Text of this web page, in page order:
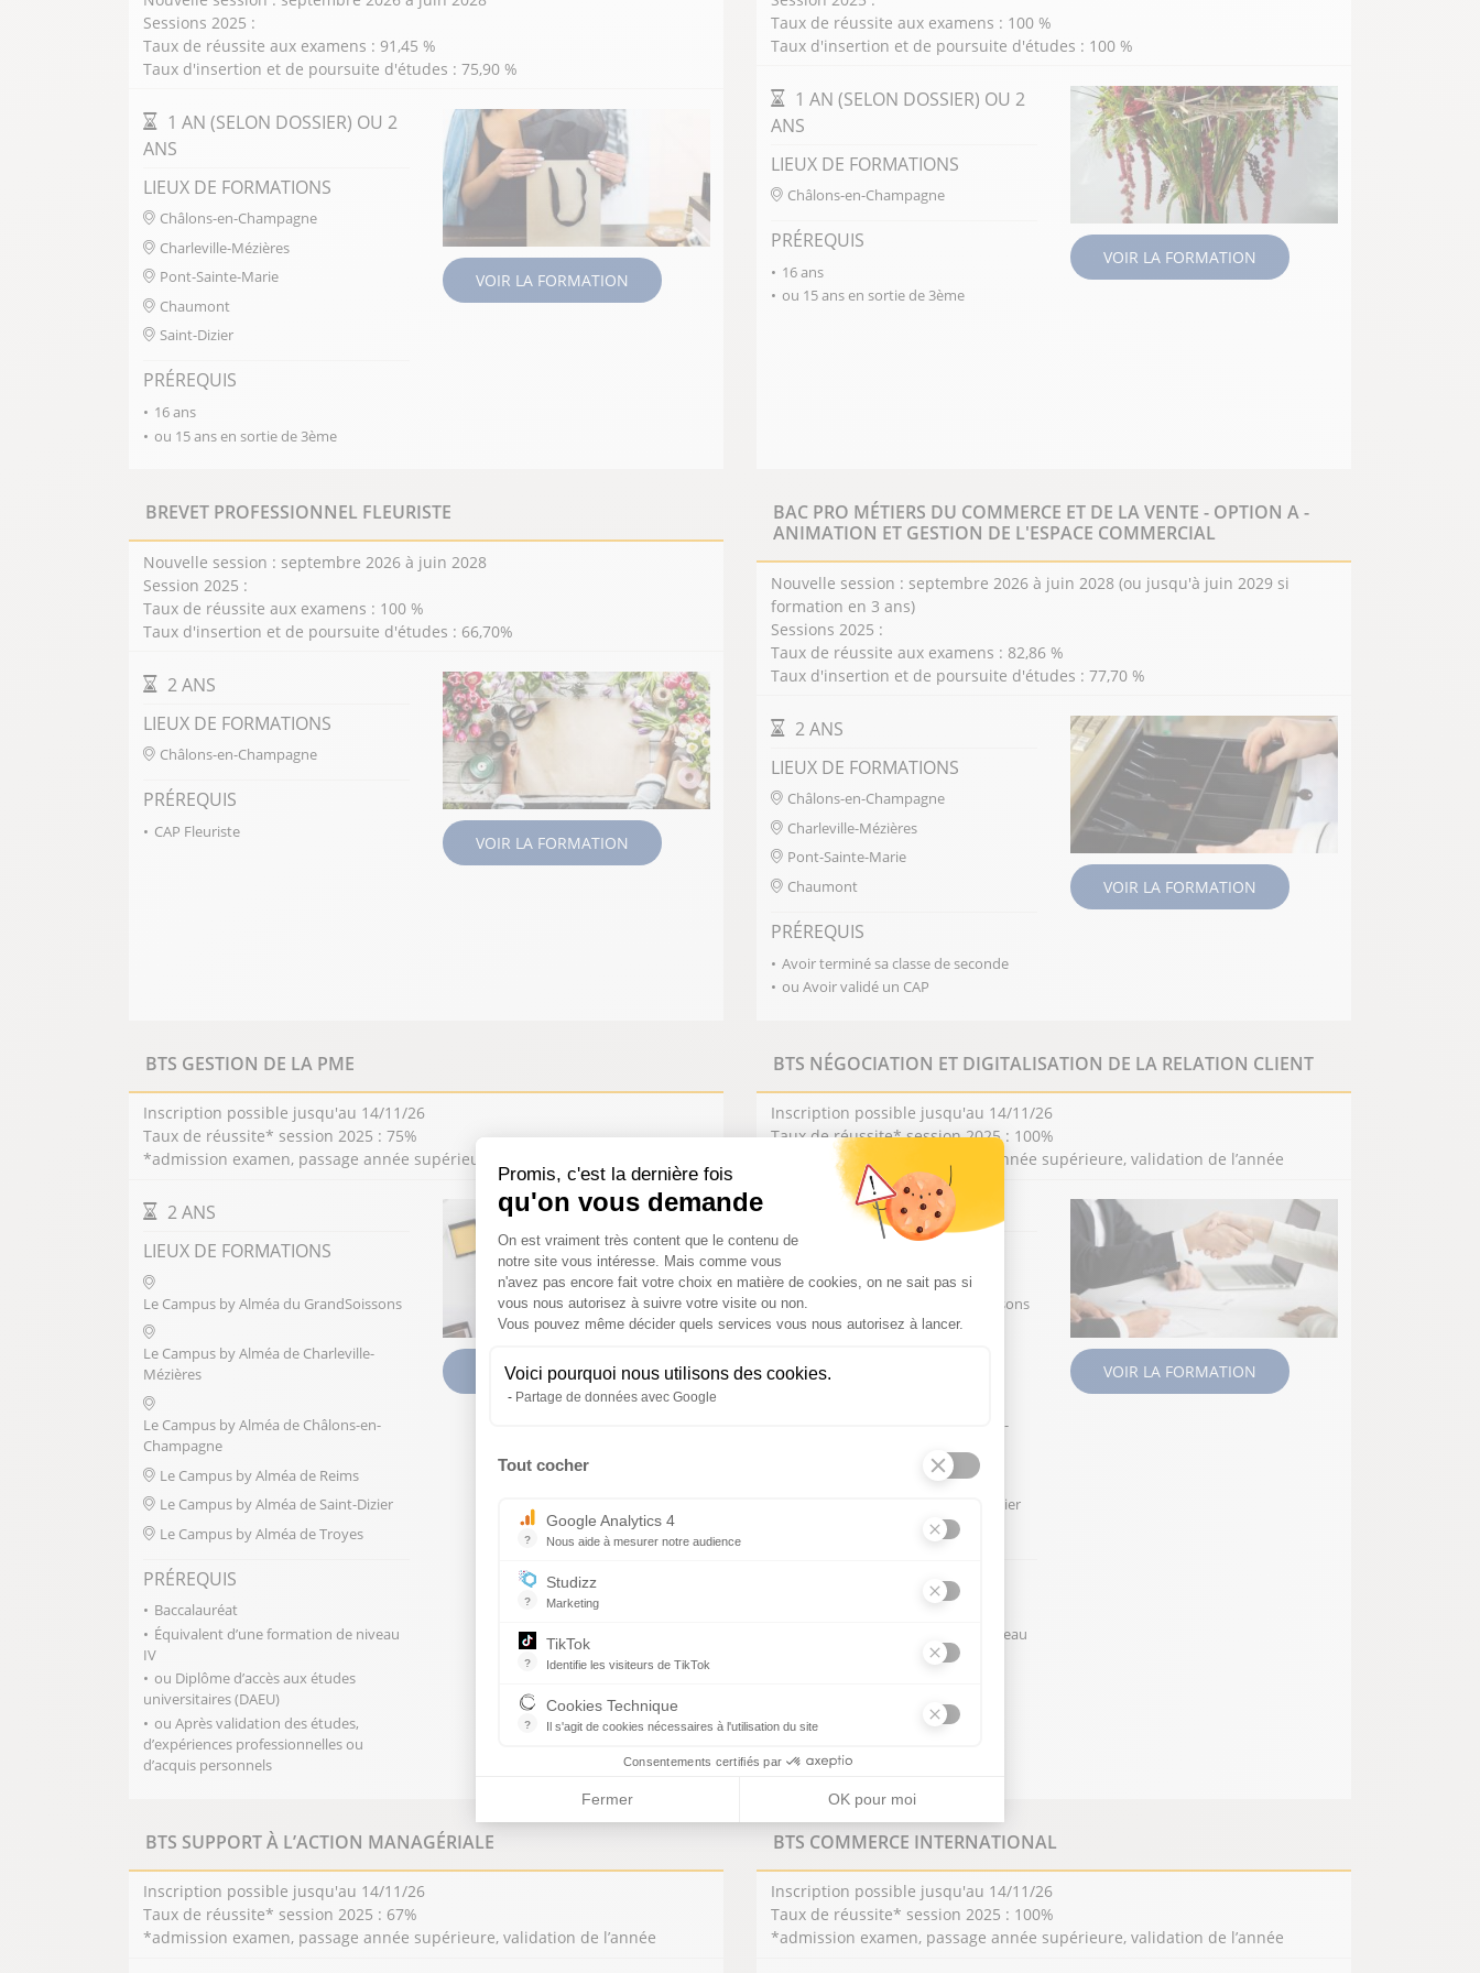
Promis, c'est la dernière fois
qu'on vous demande
Plateforme de Gestion du Consentement : Personnalisez vos Options
On est vraiment très content que le contenu de
notre site vous intéresse. Mais comme vous
n'avez pas encore fait votre choix en matière de cookies, on ne sait pas si
vous nous autorisez à suivre votre visite ou non.
Vous pouvez même décider quels services vous nous autorisez à lancer.
Voici pourquoi nous utilisons des cookies.
Partage de données avec Google
Tout cocher
?
Google Analytics 4
Nous aide à mesurer notre audience
?
Studizz
Marketing
?
TikTok
Identifie les visiteurs de TikTok
?
Cookies Technique
Il s'agit de cookies nécessaires à l'utilisation du site
Consentements certifiés par
Fermer OK pour moi
la distribution emploie plus de 3 millions de personnes
et offre une large palette de métiers.
Du vendeur en magasin d'alimentation au commercial
les parcours.
Nous proposons également des formations de fleuriste
pour ajouter une partie artistique et de création au
secteur de la vente.
FERMER
Sessions 2025 :
Taux de réussite aux examens : 91,45 %
Taux d'insertion et de poursuite d'études : 75,90 %
DURÉE DE LA FORMATION
1 AN (SELON DOSSIER) OU 2
ANS
LIEUX DE FORMATIONS
Châlons-en-Champagne
Charleville-Mézières
Pont-Sainte-Marie
Chaumont
Saint-Dizier
PRÉREQUIS
16 ans
ou 15 ans en sortie de 3ème
VOIR LA FORMATION
Taux de réussite aux examens : 100 %
Taux d'insertion et de poursuite d'études : 100 %
DURÉE DE LA FORMATION
1 AN (SELON DOSSIER) OU 2
ANS
LIEUX DE FORMATIONS
Châlons-en-Champagne
PRÉREQUIS
16 ans
ou 15 ans en sortie de 3ème
VOIR LA FORMATION
BREVET PROFESSIONNEL FLEURISTE
Nouvelle session : septembre 2026 à juin 2028
Session 2025 :
Taux de réussite aux examens : 100 %
Taux d'insertion et de poursuite d'études : 66,70%
DURÉE DE LA FORMATION
2 ANS
LIEUX DE FORMATIONS
Châlons-en-Champagne
PRÉREQUIS
CAP Fleuriste
VOIR LA FORMATION
BAC PRO MÉTIERS DU COMMERCE ET DE LA VENTE - OPTION A -
ANIMATION ET GESTION DE L'ESPACE COMMERCIAL
Nouvelle session : septembre 2026 à juin 2028 (ou jusqu'à juin 2029 si
formation en 3 ans)
Sessions 2025 :
Taux de réussite aux examens : 82,86 %
Taux d'insertion et de poursuite d'études : 77,70 %
DURÉE DE LA FORMATION
2 ANS
LIEUX DE FORMATIONS
Châlons-en-Champagne
Charleville-Mézières
Pont-Sainte-Marie
Chaumont
PRÉREQUIS
Avoir terminé sa classe de seconde
ou Avoir validé un CAP
VOIR LA FORMATION
BTS GESTION DE LA PME
Inscription possible jusqu'au 14/11/26
Taux de réussite* session 2025 : 75%
*admission examen, passage année supérieure, validation de l’année
DURÉE DE LA FORMATION
2 ANS
LIEUX DE FORMATIONS
Le Campus by Alméa du GrandSoissons
Le Campus by Alméa de Charleville-
Mézières
Le Campus by Alméa de Châlons-en-
Champagne
Le Campus by Alméa de Reims
Le Campus by Alméa de Saint-Dizier
Le Campus by Alméa de Troyes
PRÉREQUIS
Baccalauréat
Équivalent d’une formation de niveau
IV
ou Diplôme d’accès aux études
universitaires (DAEU)
ou Après validation des études,
d’expériences professionnelles ou
d’acquis personnels
VOIR LA FORMATION
BTS NÉGOCIATION ET DIGITALISATION DE LA RELATION CLIENT
Inscription possible jusqu'au 14/11/26
Taux de réussite* session 2025 : 100%
*admission examen, passage année supérieure, validation de l’année
DURÉE DE LA FORMATION
LIEUX DE FORMATIONS
Le Campus by Alméa du GrandSoissons
Mézières
Le Campus by Alméa de Châlons-en-
Le Campus by Alméa de Reims
Le Campus by Alméa de Saint-Dizier
Le Campus by Alméa de Troyes
Équivalent d’une formation de niveau
ou Après validation des études,
d’acquis personnels
VOIR LA FORMATION
BTS SUPPORT À L’ACTION MANAGÉRIALE
Inscription possible jusqu'au 14/11/26
Taux de réussite* session 2025 : 67%
*admission examen, passage année supérieure, validation de l’année
BTS COMMERCE INTERNATIONAL
Inscription possible jusqu'au 14/11/26
Taux de réussite* session 2025 : 100%
*admission examen, passage année supérieure, validation de l’année